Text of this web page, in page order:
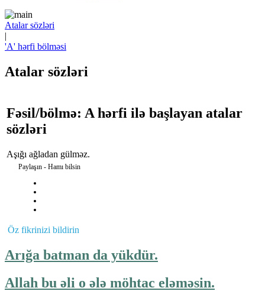
Atalar sözləri
|
'A' hərfi bölməsi
Atalar sözləri
Fəsil/bölmə: A hərfi ilə başlayan atalar
sözləri
Aşığı ağladan gülməz.
Paylaşın - Hamı bilsin
Öz fikrinizi bildirin
Arığa batman da yükdür.
Allah bu əli o ələ möhtac eləməsin.